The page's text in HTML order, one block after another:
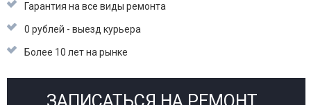
Гарантия на все виды ремонта
0 рублей - выезд курьера
Более 10 лет на рынке